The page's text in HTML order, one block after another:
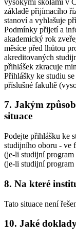
základě přijímacího
stanoví a vyhlašuje
Podmínky přijetí a
akademický rok
měsíce před lhůtou
akreditovaných
přihlášek zkracuje
Přihlášky ke studiu
příslušné fakultě
7. Jakým
situace
Podejte přihlášku ke
studijního oboru - ve
(je-li studijní program
(je-li studijní program
8. Na které
Tato situace není
10. Jaké